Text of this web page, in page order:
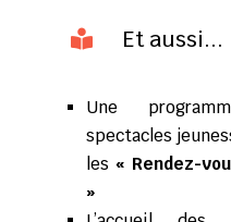
 Et aussi...
Une
spectacles
les« Rendez-
»